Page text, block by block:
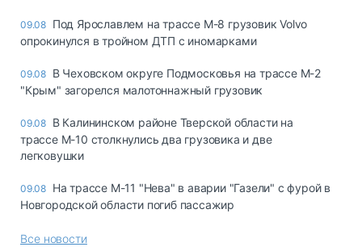
09.08 Под Ярославлем на трассе М-8 грузовик Volvo
опрокинулся в тройном ДТП с иномарками
09.08 В Чеховском округе Подмосковья на трассе М-2
"Крым" загорелся малотоннажный грузовик
09.08 В Калининском районе Тверской области на
трассе М-10 столкнулись два грузовика и две
легковушки
09.08 На трассе М-11 "Нева" в аварии "Газели" с фурой в
Новгородской области погиб пассажир
Все новости